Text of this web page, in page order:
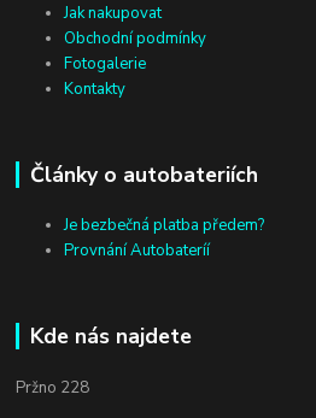
Jak nakupovat
Obchodní podmínky
Fotogalerie
Kontakty
Články o autobateriích
Je bezbečná platba předem?
Provnání Autobateríí
Kde nás najdete
Pržno 228